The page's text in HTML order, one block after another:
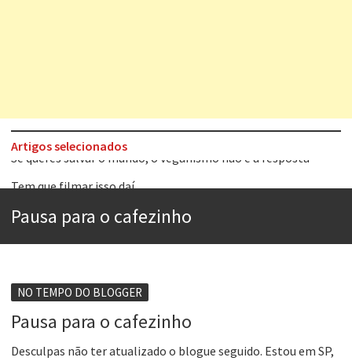
Artigos selecionados
Aprender a fracassar é o segredo do sucesso
Esse tal de Rock Gaúcho
Os causos de Jorge Luis Borges
Voto obrigatório é correto?
Pausa para o cafezinho
NO TEMPO DO BLOGGER
Pausa para o cafezinho
Desculpas não ter atualizado o blogue seguido. Estou em SP,